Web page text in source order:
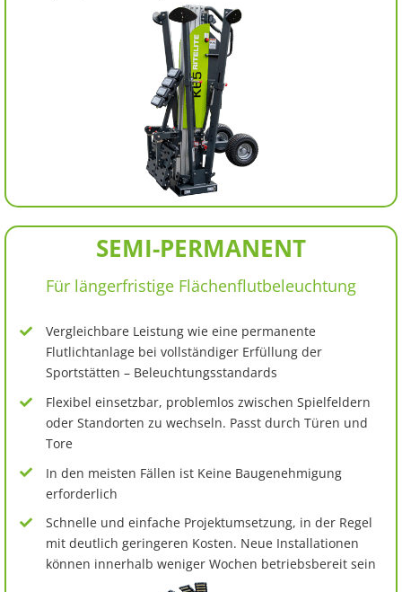
SEMI-PERMANENT
Für längerfristige Flächenflutbeleuchtung
Vergleichbare Leistung wie eine permanente
Flutlichtanlage bei vollständiger Erfüllung der
Sportstätten – Beleuchtungsstandards
Flexibel einsetzbar, problemlos zwischen Spielfeldern
oder Standorten zu wechseln. Passt durch Türen und
Tore
In den meisten Fällen ist Keine Baugenehmigung
erforderlich
Schnelle und einfache Projektumsetzung, in der Regel
mit deutlich geringeren Kosten. Neue Installationen
können innerhalb weniger Wochen betriebsbereit sein